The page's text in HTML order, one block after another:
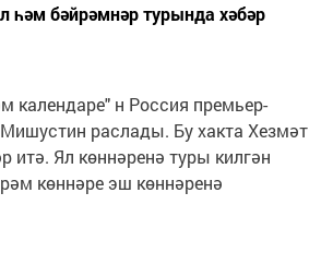
һәм бәйрәмнәр турында хәбәр
календаре" н Россия премьер-
раслады. Бу хакта Хезмәт
итә. Ял көннәренә туры килгән
көннәре эш көннәренә